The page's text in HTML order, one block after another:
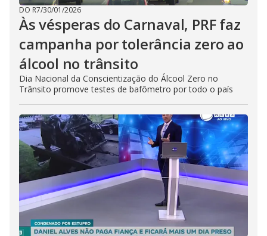
DO R7/30/01/2026
Às vésperas do Carnaval, PRF faz
campanha por tolerância zero ao
álcool no trânsito
Dia Nacional da Conscientização do Álcool Zero no
Trânsito promove testes de bafômetro por todo o país